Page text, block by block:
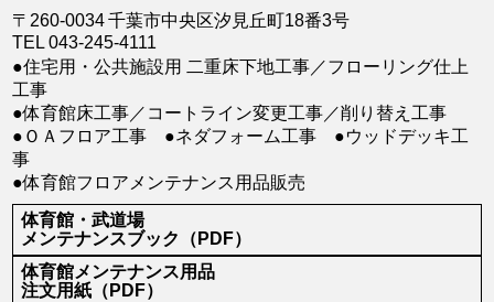
〒260-0034千葉市中央区汐見丘町18番3号
TEL 043-245-4111
●住宅用・公共施設用 二重床下地工事／フローリング仕上
工事
●体育館床工事／コートライン変更工事／削り替え工事
●ＯＡフロア工事 ●ネダフォーム工事 ●ウッドデッキ工
事
●体育館フロアメンテナンス用品販売
体育館・武道場
メンテナンスブック（PDF）
体育館メンテナンス用品
注文用紙（PDF）